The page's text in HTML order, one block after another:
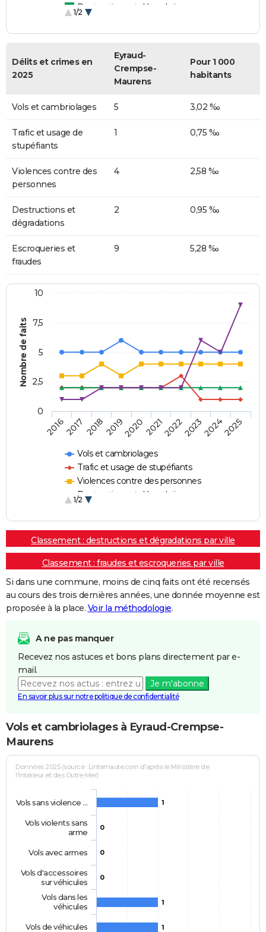
Destructions et dégradations
1/2
Délits et crimes en
2025
Eyraud-
Crempse-
Maurens
Pour 1 000
habitants
Vols et cambriolages 5 3,02 ‰
Trafic et usage de
stupéfiants
1 0,75 ‰
Violences contre des
personnes
4 2,58 ‰
Destructions et
dégradations
2 0,95 ‰
Escroqueries et
fraudes
9 5,28 ‰
Nombre de faits
Vols et cambriolages
Trafic et usage de stupéfiants
Violences contre des personnes
Destructions et dégradations
1/2
20162017 20182019202020212022202320242025
0
2,5
5
7,5
10
Classement : destructions et dégradations par ville
Classement : fraudes et escroqueries par ville
Si dans une commune, moins de cinq faits ont été recensés
au cours des trois dernières années, une donnée moyenne est
proposée à la place. Voir la méthodologie.
A ne pas manquer
Recevez nos astuces et bons plans directement par e-
mail.
Je m'abonne
En savoir plus sur notre politique de confidentialité
Vols et cambriolages à Eyraud-Crempse-
Maurens
Données 2025 (source : Linternaute.com d'après le Ministère de
l'Intérieur et des Outre-Mer)
1
0
0
0
1
1
Vols sans violence …
Vols violents sans
arme
Vols avec armes
Vols d'accessoires
sur véhicules
Vols dans les
véhicules
Vols de véhicules